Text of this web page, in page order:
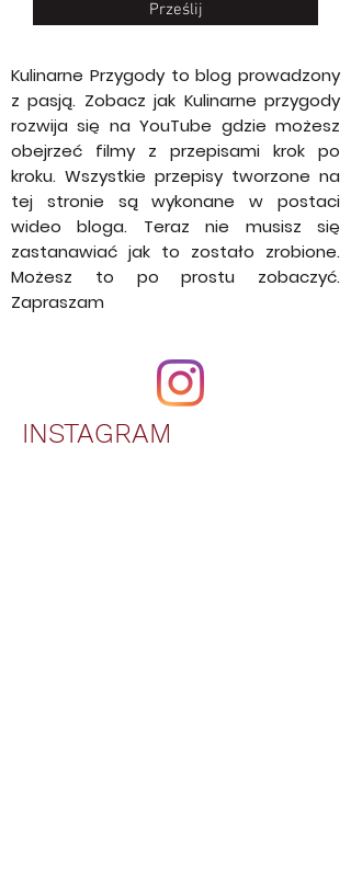
Kulinarne Przygody to blog prowadzony
z pasją. Zobacz jak Kulinarne przygody
rozwija się na YouTube gdzie możesz
obejrzeć filmy z przepisami krok po
kroku. Wszystkie przepisy tworzone na
tej stronie są wykonane w postaci
wideo bloga. Teraz nie musisz się
zastanawiać jak to zostało zrobione.